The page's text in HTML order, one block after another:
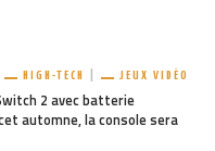
HIGH-TECH JEUX VIDÉO
2 avec batterie
automne, la console sera